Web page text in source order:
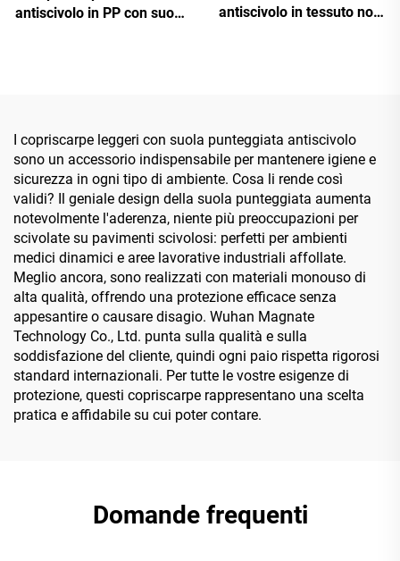
antiscivolo in PP con suola
antiscivolo in tessuto non
I copriscarpe leggeri con suola punteggiata antiscivolo
sono un accessorio indispensabile per mantenere igiene e
sicurezza in ogni tipo di ambiente. Cosa li rende così
validi? Il geniale design della suola punteggiata aumenta
notevolmente l'aderenza, niente più preoccupazioni per
scivolate su pavimenti scivolosi: perfetti per ambienti
medici dinamici e aree lavorative industriali affollate.
Meglio ancora, sono realizzati con materiali monouso di
alta qualità, offrendo una protezione efficace senza
appesantire o causare disagio. Wuhan Magnate
Technology Co., Ltd. punta sulla qualità e sulla
soddisfazione del cliente, quindi ogni paio rispetta rigorosi
standard internazionali. Per tutte le vostre esigenze di
protezione, questi copriscarpe rappresentano una scelta
pratica e affidabile su cui poter contare.
Domande frequenti